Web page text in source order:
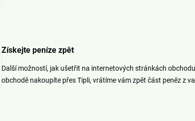
Získejte peníze zpět
Další možností, jak ušetřit na internetových stránkách
obchodě nakoupíte přes Tipli, vrátíme vám zpět část peněz z